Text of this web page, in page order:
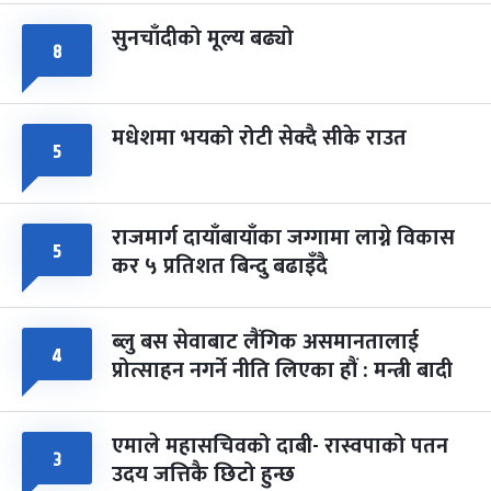
८ सुनचाँदीको मूल्य बढ्यो
५ मधेशमा भयको रोटी सेक्दै सीके राउत
५ राजमार्ग दायाँबायाँका जग्गामा लाग्ने विकास
कर ५ प्रतिशत बिन्दु बढाइँदै
४ ब्लु बस सेवाबाट लैंगिक असमानतालाई
प्रोत्साहन नगर्ने नीति लिएका हौं : मन्त्री बादी
३ एमाले महासचिवको दाबी- रास्वपाको पतन
उदय जत्तिकै छिटो हुन्छ